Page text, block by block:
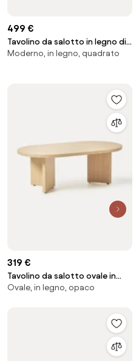
499 €
Tavolino da salotto in legno di
quercia Didi
Moderno, in legno, quadrato
319 €
Tavolino da salotto ovale in
legno Toni
Ovale, in legno, opaco